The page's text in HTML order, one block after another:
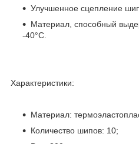
Улучшенное сцепление
Материал, способный
-40°C.
Характеристики:
Материал:
Количество шипов: 10;